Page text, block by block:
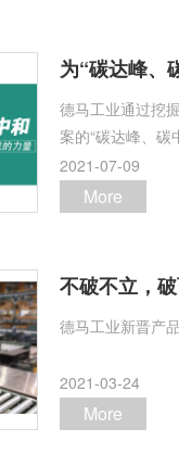
为“碳达峰、
德马工业通过挖
案的“碳达峰、
2021-07-09
More
不破不立，
德马工业新晋产
2021-03-24
More